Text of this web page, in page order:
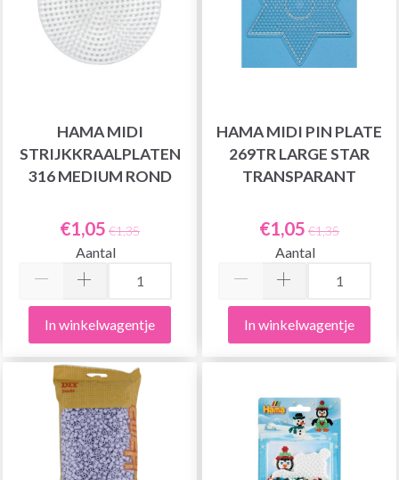
HAMA MIDI
STRIJKKRAALPLATEN
316 MEDIUM ROND
€1,05 €1,35
Aantal
In winkelwagentje
HAMA MIDI PIN PLATE
269TR LARGE STAR
TRANSPARANT
€1,05 €1,35
Aantal
In winkelwagentje